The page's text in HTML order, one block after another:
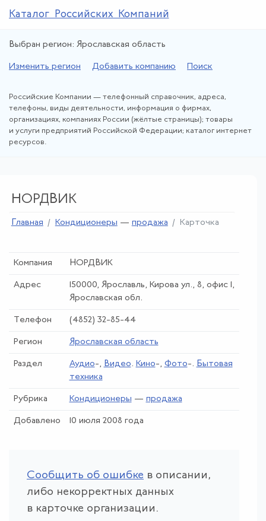
Каталог Российских Компаний
Выбран регион: Ярославская область
Изменить регион Добавить компанию Поиск
Российские Компании — телефонный справочник, адреса,
телефоны, виды деятельности, информация о фирмах,
организациях, компаниях России (жёлтые страницы); товары
и услуги предприятий Российской Федерации; каталог интернет
ресурсов.
НОРДВИК
Главная Кондиционеры — продажа Карточка
Компания НОРДВИК
Адрес
150000, Ярославль, Кирова ул., 8, офис 1,
Ярославская обл.
Телефон (4852) 32-85-44
Регион Ярославская область
Раздел Аудио-, Видео. Кино-, Фото-. Бытовая
техника
Рубрика Кондиционеры — продажа
Добавлено 10 июля 2008 года
Сообщить об ошибке в описании,
либо некорректных данных
в карточке организации.